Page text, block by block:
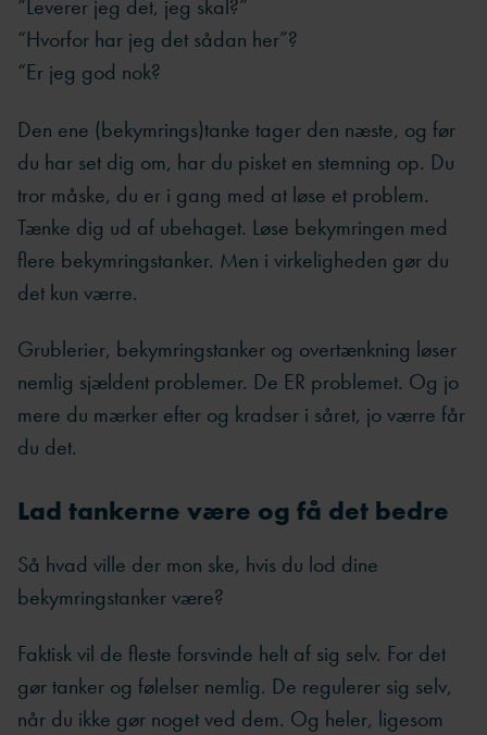
“Leverer jeg det, jeg skal?”
“Hvorfor har jeg det sådan her”?
“Er jeg god nok?
Den ene (bekymrings)tanke tager den næste, og før
du har set dig om, har du pisket en stemning op. Du
tror måske, du er i gang med at løse et problem.
Tænke dig ud af ubehaget. Løse bekymringen med
flere bekymringstanker. Men i virkeligheden gør du
det kun værre.
Grublerier, bekymringstanker og overtænkning løser
nemlig sjældent problemer. De ER problemet. Og jo
mere du mærker efter og kradser i såret, jo værre får
du det.
Lad tankerne være og få det bedre
Så hvad ville der mon ske, hvis du lod dine
bekymringstanker være?
Faktisk vil de fleste forsvinde helt af sig selv. For det
gør tanker og følelser nemlig. De regulerer sig selv,
når du ikke gør noget ved dem. Og heler, ligesom